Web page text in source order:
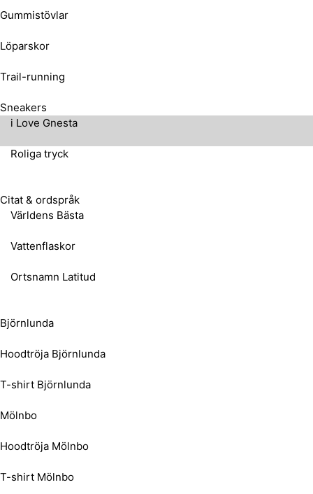
Gummistövlar
Löparskor
Trail-running
Sneakers
i Love Gnesta
Roliga tryck
Citat & ordspråk
Världens Bästa
Vattenflaskor
Ortsnamn Latitud
Björnlunda
Hoodtröja Björnlunda
T-shirt Björnlunda
Mölnbo
Hoodtröja Mölnbo
T-shirt Mölnbo